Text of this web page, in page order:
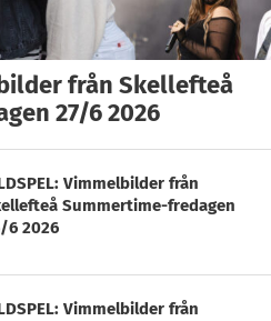
från Skellefteå
27/6 2026
Vimmelbilder från
Summertime-fredagen
6 2026
Vimmelbilder från